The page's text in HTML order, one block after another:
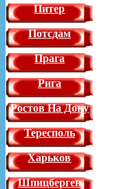
Питер
Потсдам
Прага
Рига
Ростов На Дону
Тересполь
Харьков
Шпицберген